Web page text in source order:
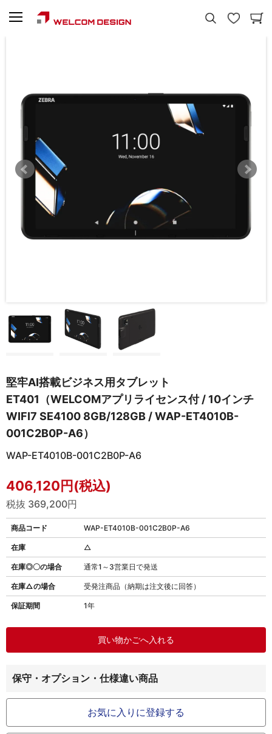
堅牢AI搭載ビジネス用タブレット
ET401（WELCOMアプリライセンス付 / 10インチ
WIFI7 SE4100 8GB/128GB / WAP-ET4010B-
001C2B0P-A6）
WAP-ET4010B-001C2B0P-A6
406,120円(税込)
税抜 369,200円
商品コード WAP-ET4010B-001C2B0P-A6
在庫◎〇の場合 通常1～3営業日で発送
在庫△の場合 受発注商品（納期は注文後に回答）
保証期間 1年
在庫 △
保守・オプション・仕様違い商品
お気に入りに登録する